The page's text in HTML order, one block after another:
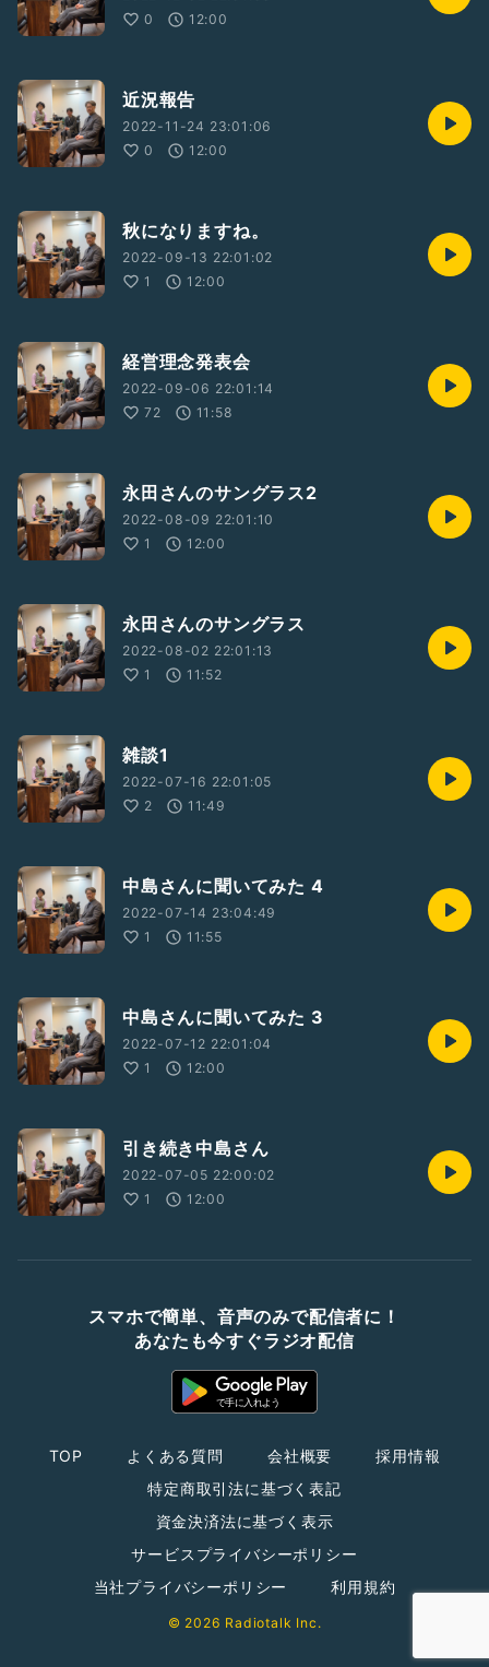
0
12:00
近況報告
2022-11-24 23:01:06
0
12:00
秋になりますね。
2022-09-13 22:01:02
1
12:00
経営理念発表会
2022-09-06 22:01:14
72
11:58
永田さんのサングラス2
2022-08-09 22:01:10
1
12:00
永田さんのサングラス
2022-08-02 22:01:13
1
11:52
雑談1
2022-07-16 22:01:05
2
11:49
中島さんに聞いてみた 4
2022-07-14 23:04:49
1
11:55
中島さんに聞いてみた 3
2022-07-12 22:01:04
1
12:00
引き続き中島さん
2022-07-05 22:00:02
1
12:00
スマホで簡単、音声のみで配信者に！
あなたも今すぐラジオ配信
TOP よくある質問 会社概要
採用情報
特定商取引法に基づく表記
資金決済法に基づく表示
サービスプライバシーポリシー
当社プライバシーポリシー
利用規約
© 2026 Radiotalk Inc.